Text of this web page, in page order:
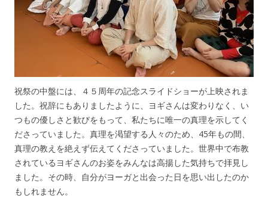
祝祭の中盤には、４５周年の記念スライドショーが上映されま
した。祝辞にもありましたように、ヨギさんは変わりなく、い
つもの優しさと歓びをもって、私たちに唯一の真理を示してく
ださっていました。真理を渇望する人々のため、45年もの間、
真理の教えを絶えず伝えてくださっていました。世界中で布教
されているヨギさんのお姿をみんなは高揚した気持ちで拝見し
ました。その時、自分がヨーガと出会った日を思い出したのか
もしれません。